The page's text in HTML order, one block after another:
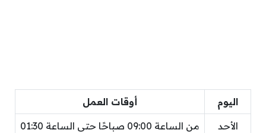
اليوم أوقات العمل
الأحد
من الساعة 09:00 صباحًا حتى الساعة 01:30